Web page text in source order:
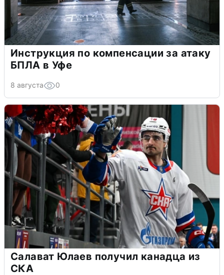
Инструкция по компенсации за атаку
БПЛА в Уфе
8 августа 0
Салават Юлаев получил канадца из
СКА